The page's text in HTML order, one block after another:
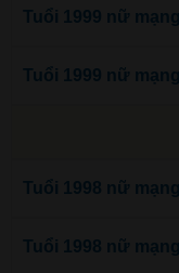
Tuổi 1999 nữ
Tuổi 1999 nữ
Tuổi 1998 nữ
Tuổi 1998 nữ